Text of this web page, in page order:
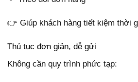
👉 Giúp khách hàng tiết kiệm thời
Thủ tục đơn giản, dễ gửi
Không cần quy trình phức tạp: